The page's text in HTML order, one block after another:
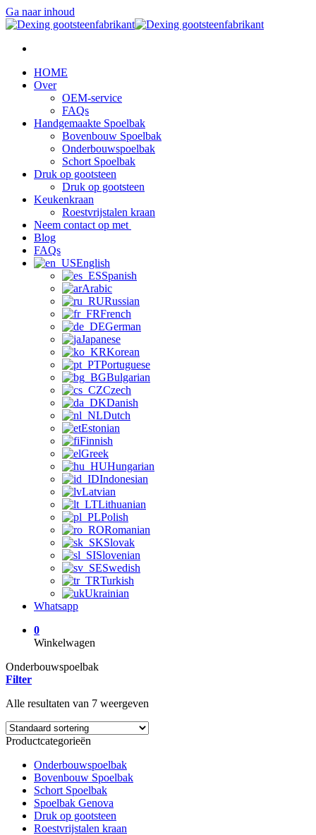
Ga naar inhoud
HOME
Over
OEM-service
FAQs
Handgemaakte Spoelbak
Bovenbouw Spoelbak
Onderbouwspoelbak
Schort Spoelbak
Druk op gootsteen
Druk op gootsteen
Keukenkraan
Roestvrijstalen kraan
Neem contact op met
Blog
FAQs
English
Spanish
Arabic
Russian
French
German
Japanese
Korean
Portuguese
Bulgarian
Czech
Danish
Dutch
Estonian
Finnish
Greek
Hungarian
Indonesian
Latvian
Lithuanian
Polish
Romanian
Slovak
Slovenian
Swedish
Turkish
Ukrainian
Whatsapp
0
Winkelwagen
Onderbouwspoelbak
Filter
Alle resultaten van 7 weergeven
Productcategorieën
Onderbouwspoelbak
Bovenbouw Spoelbak
Schort Spoelbak
Spoelbak Genova
Druk op gootsteen
Roestvrijstalen kraan